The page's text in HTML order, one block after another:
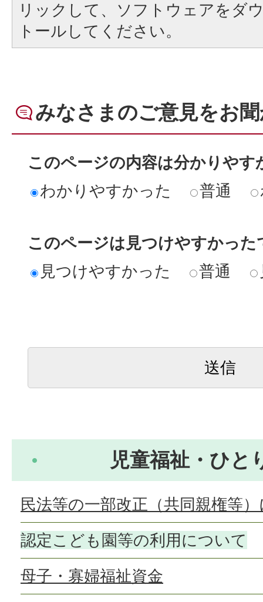
リックして、ソフトウェアをダ
トールしてください。
みなさまのご意見をお
このページの内容は分かりやす
わかりやすかった
普通
このページは見つけやすかった
見つけやすかった
普通
児童福祉・ひと
民法等の一部改正（共同親権等
認定こども園等の利用について
母子・寡婦福祉資金